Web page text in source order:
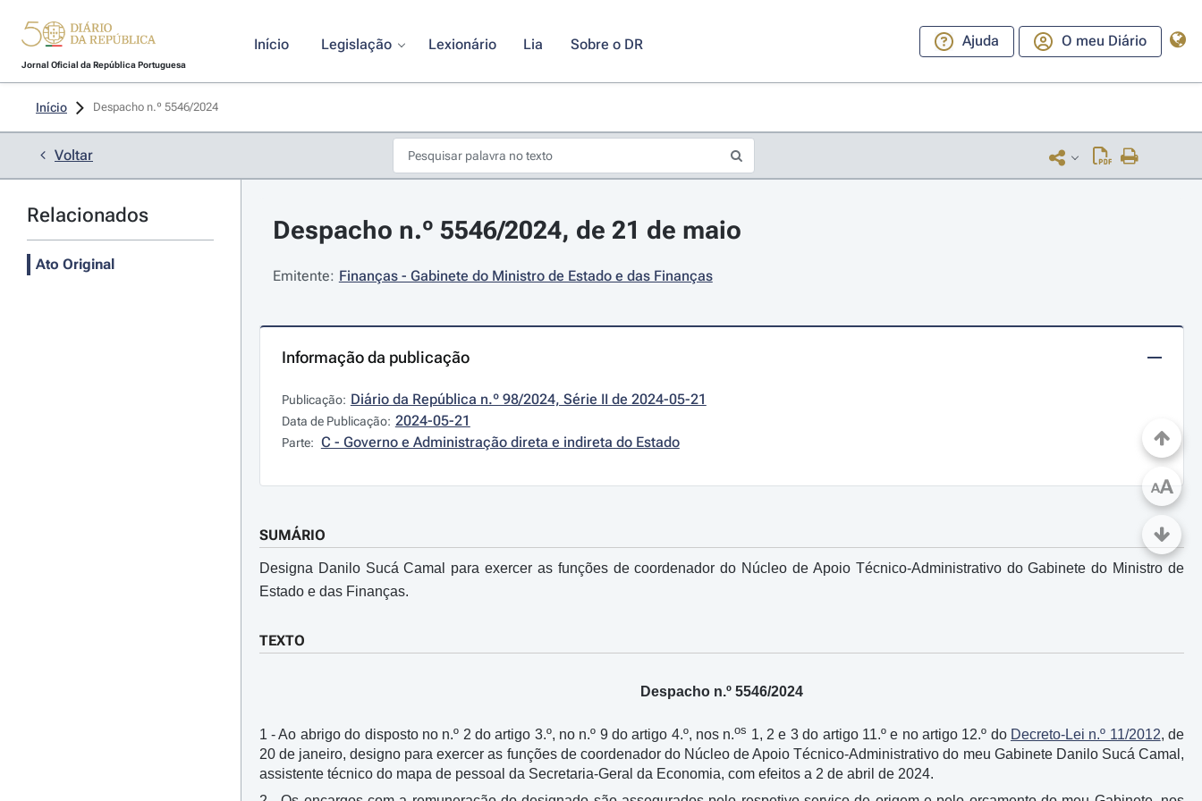
Jornal Oficial da República Portuguesa
Início Legislação Lexionário Lia Sobre o DR Ajuda O meu Diário
Início Despacho n.º 5546/2024
Voltar
Relacionados
Ato Original
Despacho n.º 5546/2024, de 21 de maio
Emitente: Finanças - Gabinete do Ministro de Estado e das Finanças
Informação da publicação
Publicação: Diário da República n.º 98/2024, Série II de 2024-05-21
Data de Publicação: 2024-05-21
Parte: C - Governo e Administração direta e indireta do Estado
SUMÁRIO
Designa Danilo Sucá Camal para exercer as funções de coordenador do Núcleo de Apoio Técnico-Administrativo do Gabinete do Ministro de
Estado e das Finanças.
TEXTO
Despacho n.º 5546/2024
1 - Ao abrigo do disposto no n.º 2 do artigo 3.º, no n.º 9 do artigo 4.º, nos n.os 1, 2 e 3 do artigo 11.º e no artigo 12.º do Decreto-Lei n.º 11/2012, de
20 de janeiro, designo para exercer as funções de coordenador do Núcleo de Apoio Técnico-Administrativo do meu Gabinete Danilo Sucá Camal,
assistente técnico do mapa de pessoal da Secretaria-Geral da Economia, com efeitos a 2 de abril de 2024.
AA